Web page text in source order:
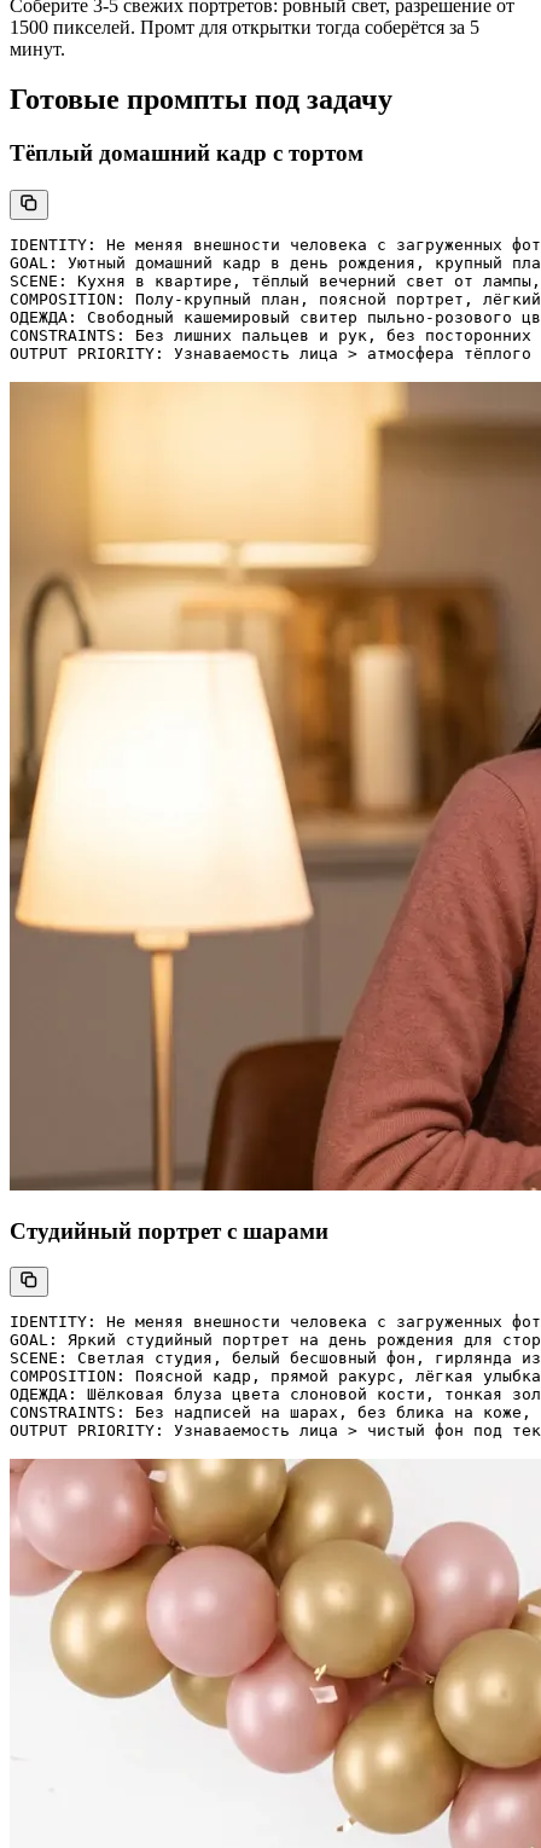
Соберите 3-5 свежих портретов: ровный свет, разрешение от
1500 пикселей. Промт для открытки тогда соберётся за 5
минут.
Готовые промпты под задачу
Тёплый домашний кадр с тортом
IDENTITY: Не меняя внешности человека с загруженных
GOAL: Уютный домашний кадр в день рождения, крупный
SCENE: Кухня в квартире, тёплый вечерний свет от
COMPOSITION: Полу-крупный план, поясной портрет,
ОДЕЖДА: Свободный кашемировый свитер пыльно-розового
CONSTRAINTS: Без лишних пальцев и рук, без
Студийный портрет с шарами
IDENTITY: Не меняя внешности человека с загруженных
GOAL: Яркий студийный портрет на день рождения для
SCENE: Светлая студия, белый бесшовный фон, гирлянда
COMPOSITION: Поясной кадр, прямой ракурс, лёгкая
ОДЕЖДА: Шёлковая блуза цвета слоновой кости, тонкая
CONSTRAINTS: Без надписей на шарах, без блика на